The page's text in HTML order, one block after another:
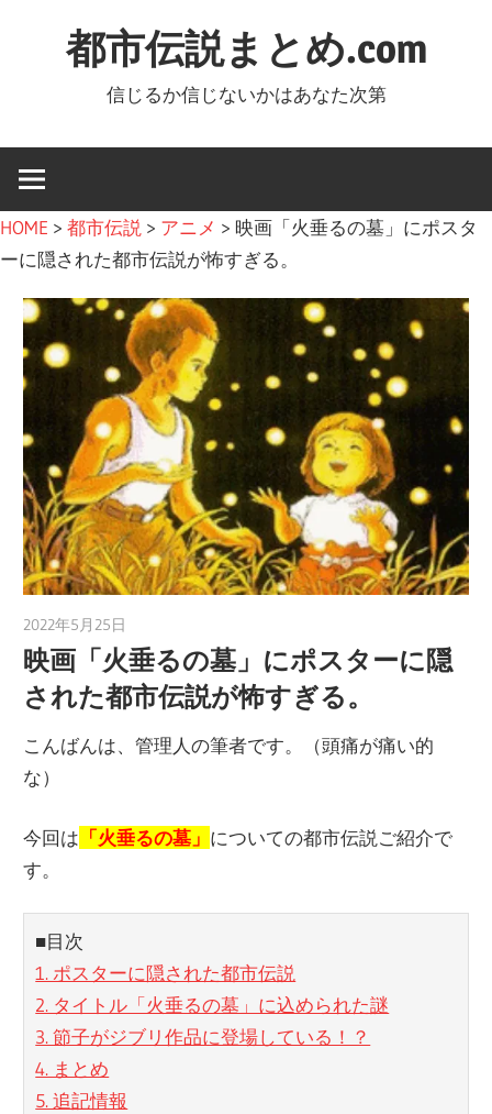
ツ
ス
キ
都市伝説まとめ.com
信じるか信じないかはあなた次第
HOME > 都市伝説 > アニメ > 映画「火垂るの墓」にポスタ
ーに隠された都市伝説が怖すぎる。
2022年5月25日
映画「火垂るの墓」にポスターに隠
された都市伝説が怖すぎる。
こんばんは、管理人の筆者です。（頭痛が痛い的
な）
今回は 「火垂るの墓」 についての都市伝説ご紹介で
す。
■目次
1. ポスターに隠された都市伝説
2. タイトル「火垂るの墓」に込められた謎
3. 節子がジブリ作品に登場している！？
4. まとめ
5. 追記情報